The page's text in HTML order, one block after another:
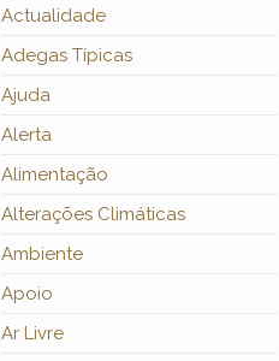
Actualidade
Adegas Típicas
Ajuda
Alerta
Alimentação
Alterações Climáticas
Ambiente
Apoio
Ar Livre